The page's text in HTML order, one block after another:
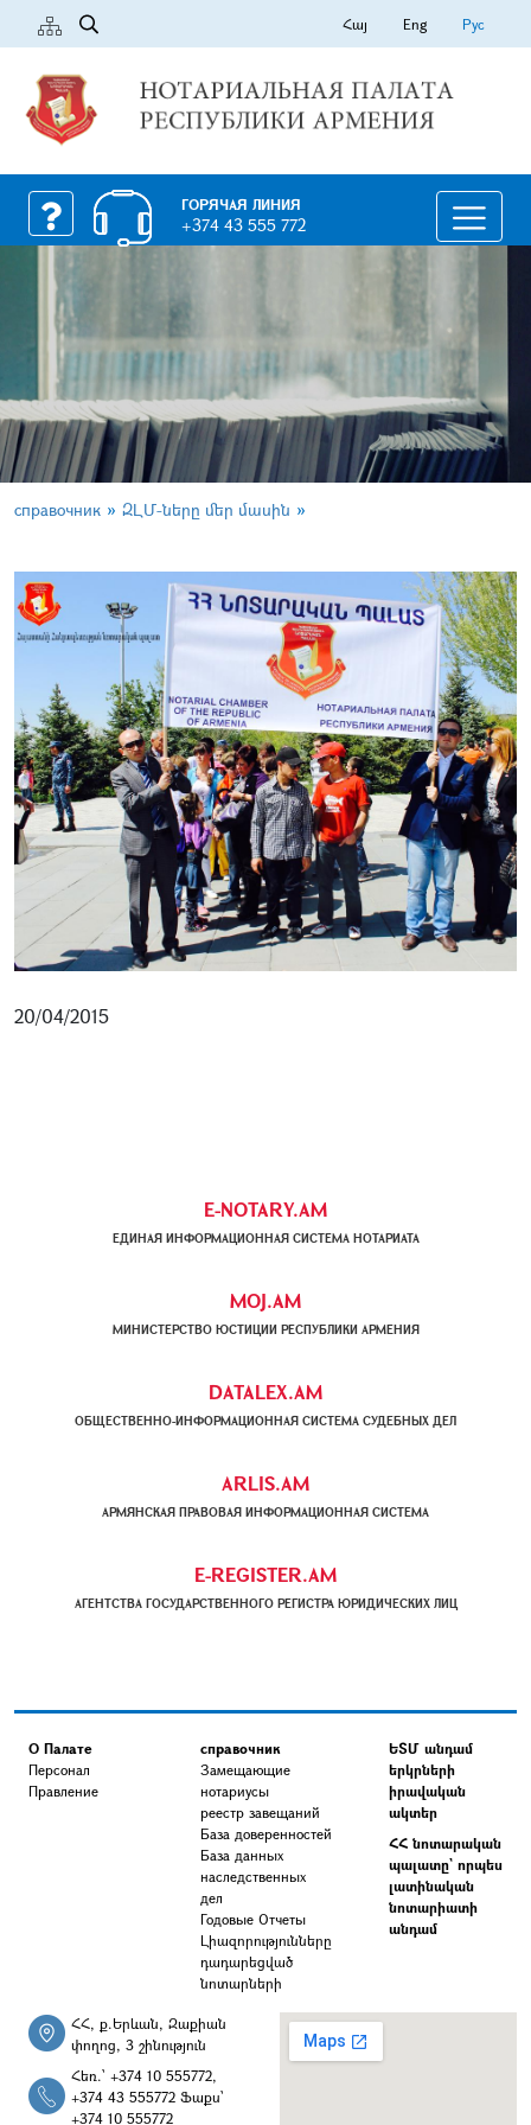
Հայ Eng Рус
ГОРЯЧАЯ ЛИНИЯ
+374 43 555 772
справочник » ԶԼՄ-ները մեր մասին »
20/04/2015
E-NOTARY.AM
ЕДИНАЯ ИНФОРМАЦИОННАЯ СИСТЕМА НОТАРИАТА
MOJ.AM
МИНИСТЕРСТВО ЮСТИЦИИ РЕСПУБЛИКИ АРМЕНИЯ
DATALEX.AM
ОБЩЕСТВЕННО-ИНФОРМАЦИОННАЯ СИСТЕМА СУДЕБНЫХ ДЕЛ
ARLIS.AM
АРМЯНСКАЯ ПРАВОВАЯ ИНФОРМАЦИОННАЯ СИСТЕМА
E-REGISTER.AM
АГЕНТСТВА ГОСУДАРСТВЕННОГО РЕГИСТРА ЮРИДИЧЕСКИХ ЛИЦ
О Палате
Персонал
Правление
справочник
Замещающие
нотариусы
реестр завещаний
База доверенностей
База данных
наследственных
дел
Годовые Отчеты
Լիազորությունները
դադարեցված
նոտարների
ԵՏՄ անդամ
երկրների
իրավական
ակտեր
ՀՀ նոտարական
պալատը` որպես
լատինական
նոտարիատի
անդամ
ՀՀ, ք.Երևան, Զաքիան
փողոց, 3 շինություն
Հեռ.՝ +374 10 555772,
+374 43 555772 Ֆաքս՝
+374 10 555772